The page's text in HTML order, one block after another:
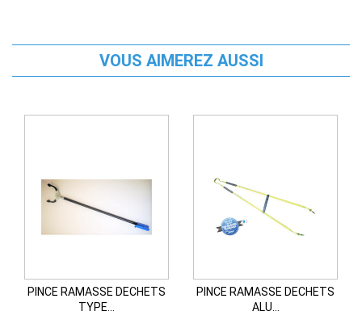
VOUS AIMEREZ AUSSI
PINCE RAMASSE DECHETS
TYPE...
PINCE RAMASSE DECHETS
ALU...